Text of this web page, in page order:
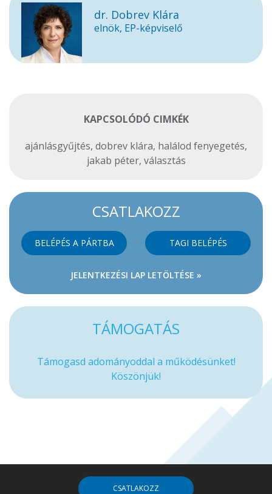
dr. Dobrev Klára
elnök, EP-képviselő
KAPCSOLÓDÓ CIMKÉK
ajánlásgyűjtés, dobrev klára, halálod fenyegetés,
jakab péter, választás
CSATLAKOZZ
BELÉPÉS A PÁRTBA TAGI BELÉPÉS
JELENTKEZÉSI LAP LETÖLTÉSE »
TÁMOGATÁS
Támogasd adományoddal a működésünket!
Köszönjük!
CSATLAKOZZ